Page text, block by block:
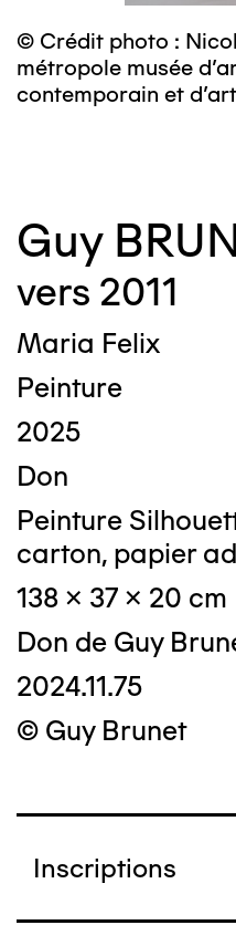
© Crédit photo :
métropole musée
contemporain et
Guy
vers 2011
Maria Felix
Peinture
2025
Don
Peinture
carton, papier
138 x 37 x 20 cm
Don de Guy
2024.11.75
© Guy Brunet
Inscriptions